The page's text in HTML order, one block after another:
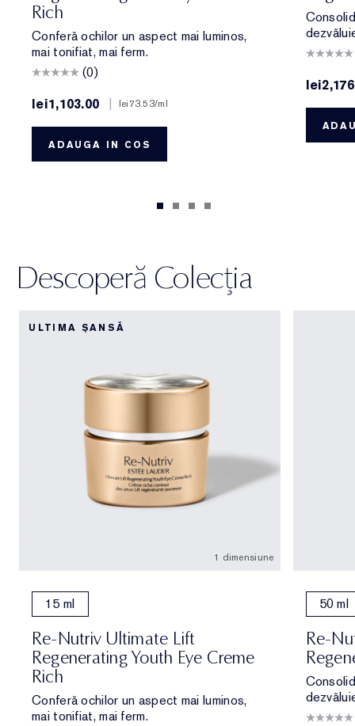
Rich
Conferă ochilor un aspect mai luminos,
mai tonifiat, mai ferm.
(0)
lei1,103.00
| lei73.53/ml
ADAUGA IN COS
Descoperă Colecția
ULTIMA ȘANSĂ
1 dimensiune
15 ml
Re-Nutriv Ultimate Lift
Regenerating Youth Eye Creme
Rich
Conferă ochilor un aspect mai luminos,
mai tonifiat, mai ferm.
50 ml
Re-